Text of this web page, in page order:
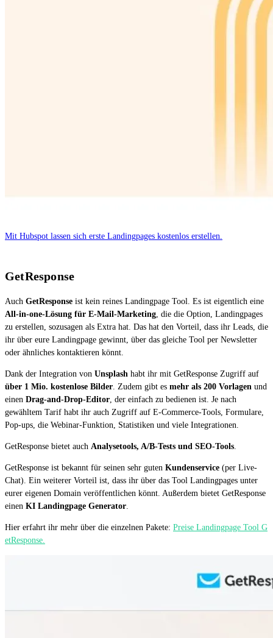
Mit Hubspot lassen sich erste Landingpages kostenlos erstellen.
GetResponse
Auch GetResponse ist kein reines Landingpage Tool. Es ist eigentlich eine
All-in-one-Lösung für E-Mail-Marketing , die die Option, Landingpages
zu erstellen, sozusagen als Extra hat. Das hat den Vorteil, dass ihr Leads, die
ihr über eure Landingpage gewinnt, über das gleiche Tool per Newsletter
oder ähnliches kontaktieren könnt.
Dank der Integration von Unsplash habt ihr mit GetResponse Zugriff auf
über 1 Mio. kostenlose Bilder . Zudem gibt es mehr als 200 Vorlagen und
einen Drag-and-Drop-Editor , der einfach zu bedienen ist. Je nach
gewähltem Tarif habt ihr auch Zugriff auf E-Commerce-Tools, Formulare,
Pop-ups, die Webinar-Funktion, Statistiken und viele Integrationen.
GetResponse bietet auch Analysetools, A/B-Tests und SEO-Tools
GetResponse ist bekannt für seinen sehr guten Kundenservice (per Live-
Chat). Ein weiterer Vorteil ist, dass ihr über das Tool Landingpages unter
eurer eigenen Domain veröffentlichen könnt. Außerdem bietet GetResponse
einen KI Landingpage Generator
Hier erfahrt ihr mehr über die einzelnen Pakete: Preise Landingpage Tool G
etResponse.